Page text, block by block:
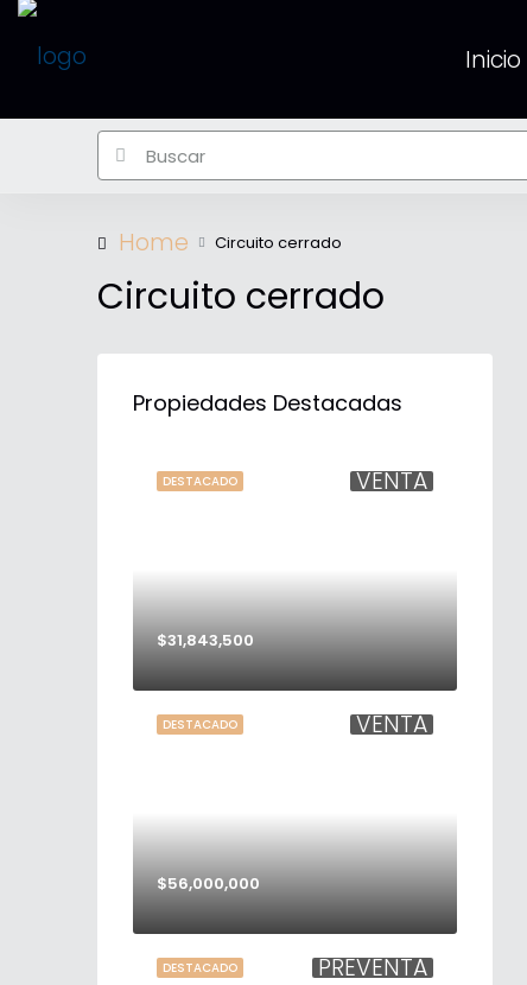
Inicio
Home Circuito cerrado
Circuito cerrado
Propiedades Destacadas
VENTA
DESTACADO
$31,843,500
VENTA
DESTACADO
$56,000,000
PREVENTA
DESTACADO